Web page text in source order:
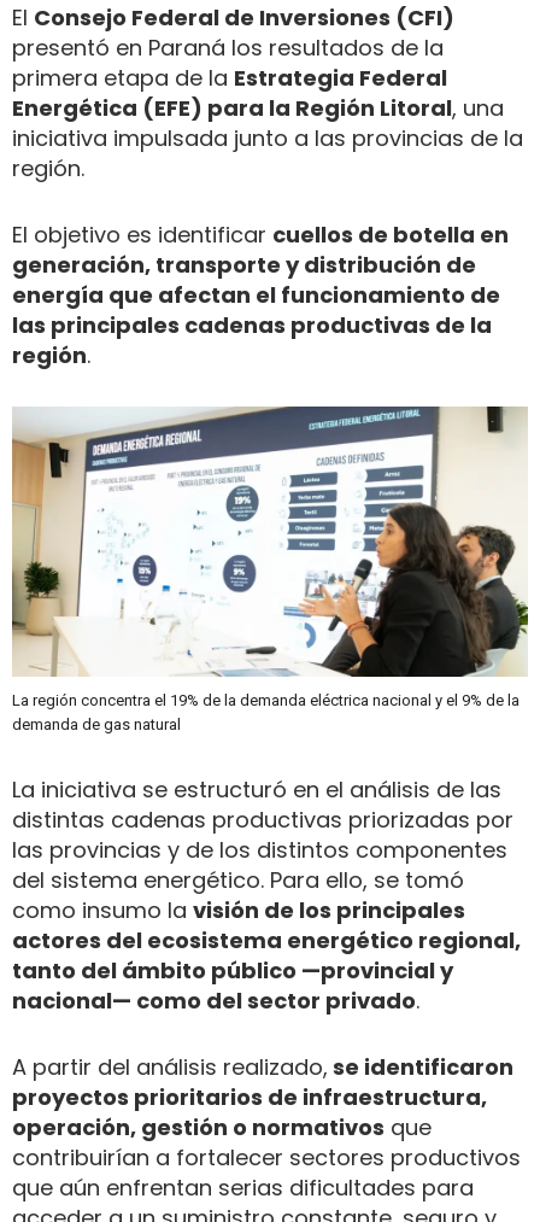
El Consejo Federal de Inversiones (CFI)
presentó en Paraná los resultados de la
primera etapa de la Estrategia Federal
Energética (EFE) para la Región Litoral, una
iniciativa impulsada junto a las provincias de la
región.
El objetivo es identificar cuellos de botella en
generación, transporte y distribución de
energía que afectan el funcionamiento de
las principales cadenas productivas de la
región.
La región concentra el 19% de la demanda eléctrica nacional y el 9% de la
demanda de gas natural
La iniciativa se estructuró en el análisis de las
distintas cadenas productivas priorizadas por
las provincias y de los distintos componentes
del sistema energético. Para ello, se tomó
como insumo la visión de los principales
actores del ecosistema energético regional,
tanto del ámbito público —provincial y
nacional— como del sector privado.
A partir del análisis realizado, se identificaron
proyectos prioritarios de infraestructura,
operación, gestión o normativos que
contribuirían a fortalecer sectores productivos
que aún enfrentan serias dificultades para